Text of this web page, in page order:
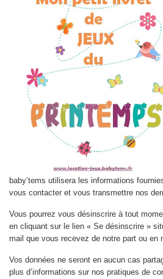
baby’tems utilisera les informations
vous contacter et vous transmettre nos
Vous pourrez vous désinscrire à tout
en cliquant sur le lien « Se désinscrire »
mail que vous recevez de notre part ou en
Vos données ne seront en aucun cas
plus d’informations sur nos pratiques de